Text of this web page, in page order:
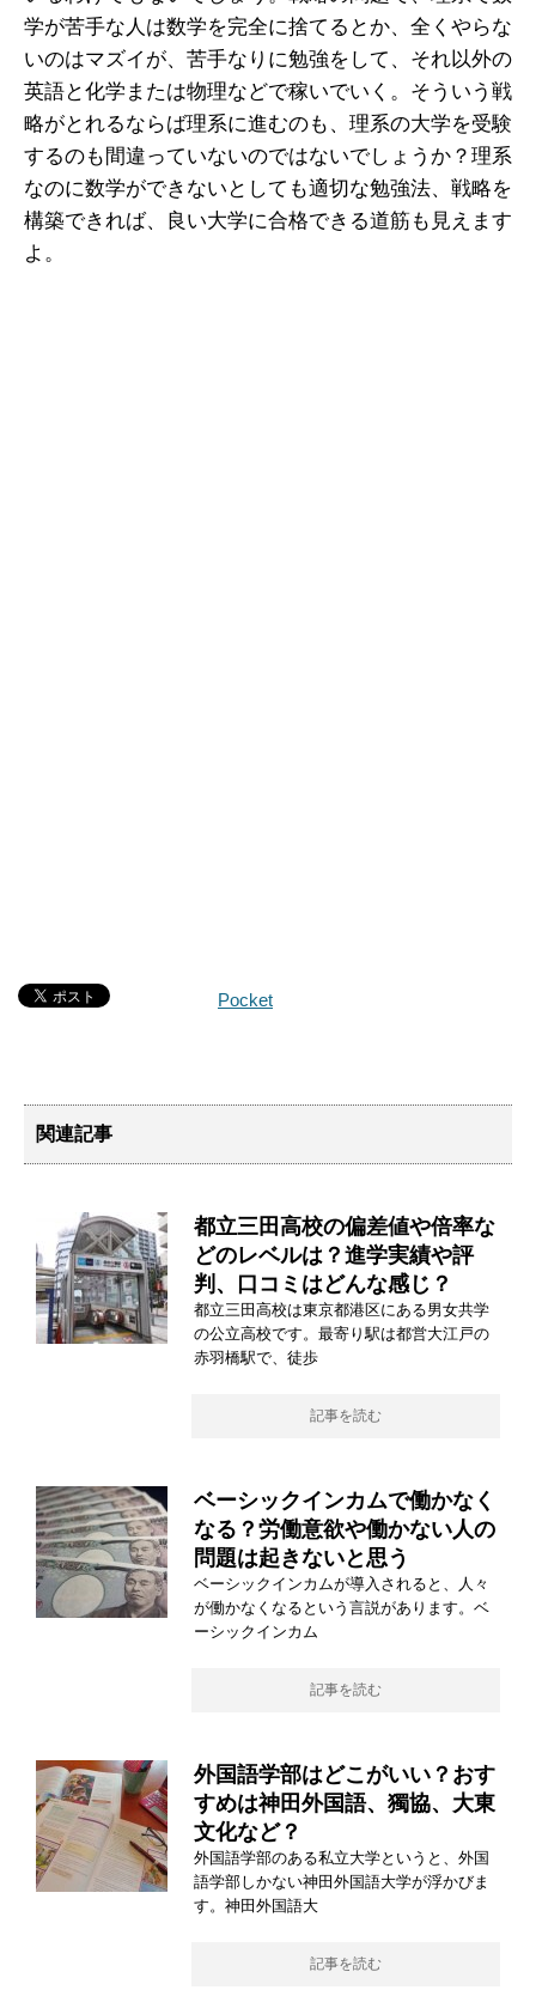
学が苦手な人は数学を完全に捨てるとか、全くやらな
いのはマズイが、苦手なりに勉強をして、それ以外の
英語と化学または物理などで稼いでいく。そういう戦
略がとれるならば理系に進むのも、理系の大学を受験
するのも間違っていないのではないでしょうか？理系
なのに数学ができないとしても適切な勉強法、戦略を
構築できれば、良い大学に合格できる道筋も見えます
よ。
Pocket
関連記事
都立三田高校の偏差値や倍率な
どのレベルは？進学実績や評
判、口コミはどんな感じ？
都立三田高校は東京都港区にある男女共学
の公立高校です。最寄り駅は都営大江戸の
赤羽橋駅で、徒歩
記事を読む
ベーシックインカムで働かなく
なる？労働意欲や働かない人の
問題は起きないと思う
ベーシックインカムが導入されると、人々
が働かなくなるという言説があります。ベ
ーシックインカム
記事を読む
外国語学部はどこがいい？おす
すめは神田外国語、獨協、大東
文化など？
外国語学部のある私立大学というと、外国
語学部しかない神田外国語大学が浮かびま
す。神田外国語大
記事を読む